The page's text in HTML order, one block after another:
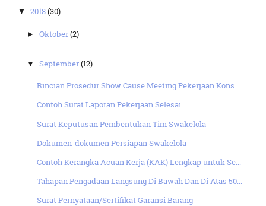
▼ 2018(30)
►Oktober(2)
▼September(12)
Rincian Prosedur Show Cause Meeting Pekerjaan Kons...
Contoh Surat Laporan Pekerjaan Selesai
Surat Keputusan Pembentukan Tim Swakelola
Dokumen-dokumen Persiapan Swakelola
Contoh Kerangka Acuan Kerja (KAK) Lengkap untuk Se...
Tahapan Pengadaan Langsung Di Bawah Dan Di Atas 50...
Surat Pernyataan/Sertifikat Garansi Barang